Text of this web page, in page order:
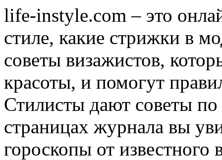
life-instyle.com – это
стиле, какие стрижки в
советы визажистов,
красоты, и помогут
Стилисты дают советы
страницах журнала вы
гороскопы от известного